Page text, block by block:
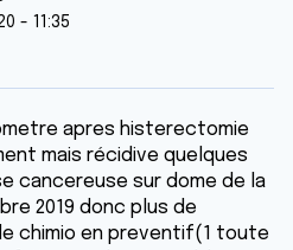
- 11:35
apres histerectomie
mais récidive quelques
cancereuse sur dome de la
2019 donc plus de
chimio en preventif(1 toute